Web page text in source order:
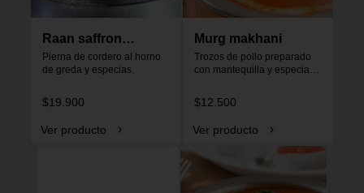
Raan saffron
special
Pierna de cordero al horno
de greda y especias.
$19.900
Ver producto
Murg makhani
Trozos de pollo preparado
con mantequilla y especias,
picante.
$12.500
Ver producto